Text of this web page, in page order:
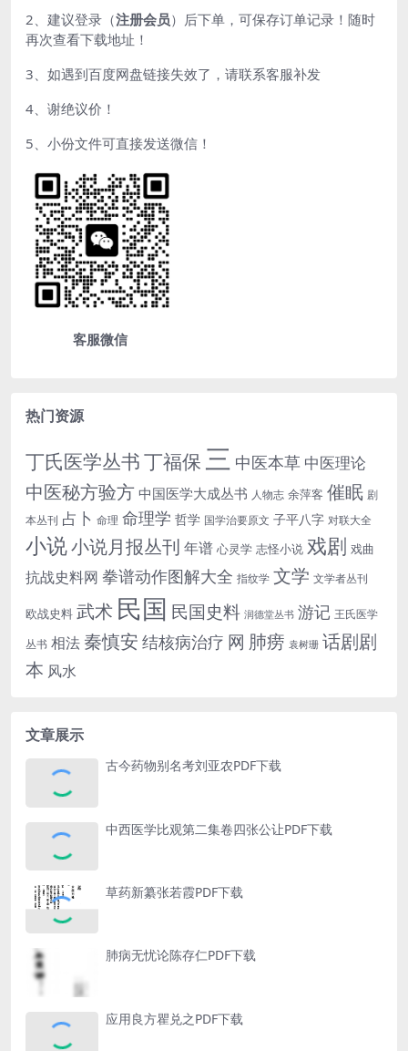
2、建议登录（注册会员）后下单，可保存订单记录！随时
再次查看下载地址！
3、如遇到百度网盘链接失效了，请联系客服补发
4、谢绝议价！
5、小份文件可直接发送微信！
客服微信
热门资源
丁氏医学丛书丁福保 三 中医本草 中医理论
中医秘方验方 中国医学大成丛书 人物志 余萍客 催眠 剧
本丛刊 占卜 命理 命理学 哲学 国学治要原文 子平八字 对联大全
小说小说月报丛刊 年谱 心灵学 志怪小说 戏剧 戏曲
抗战史料网 拳谱动作图解大全 指纹学 文学 文学者丛刊
欧战史料 武术 民国 民国史料 润德堂丛书 游记 王氏医学
丛书 相法 秦慎安 结核病治疗 网 肺痨 袁树珊 话剧剧
本 风水
文章展示
古今药物别名考刘亚农PDF下载
中西医学比观第二集卷四张公让PDF下载
草药新纂张若霞PDF下载
肺病无忧论陈存仁PDF下载
应用良方瞿兑之PDF下载